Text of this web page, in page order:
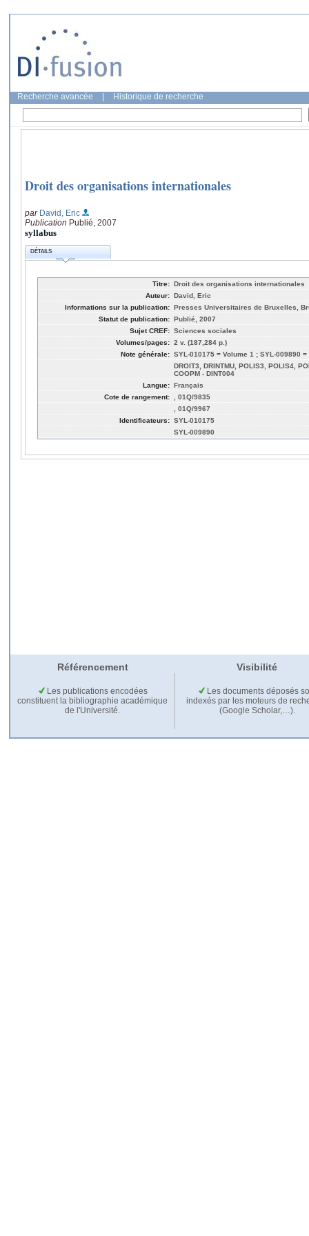
Recherche avancée Historique de recherche
Droit des organisations internationales
par David, Eric
Publication Publié, 2007
syllabus
DÉTAILS
Titre: Droit des organisations internationales
Auteur: David, Eric
Informations sur la publication: Presses Universitaires de Bruxelles,
Statut de publication: Publié, 2007
Sujet CREF: Sciences sociales
Volumes/pages: 2 v. (187,284 p.)
Note générale: SYL-010175 = Volume 1 ; SYL-009890 =
DROIT3, DRINTMU, POLIS3, POLIS4,
COOPM - DINT004
Langue: Français
Cote de rangement:
, 01Q/9835
, 01Q/9967
Identificateurs: SYL-010175
SYL-009890
Référencement Visibilité
Les publications encodées
constituent la bibliographie académique
de l'Université.
Les documents déposés
indexés par les moteurs de
(Google Scholar,…).